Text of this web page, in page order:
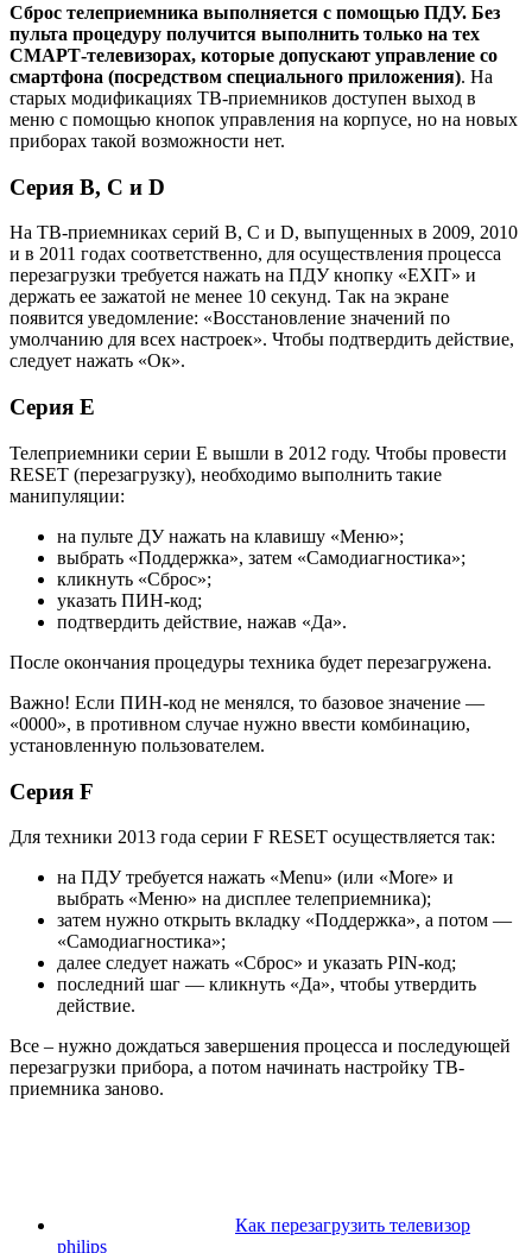
Сброс телеприемника выполняется с помощью ПДУ. Без
пульта процедуру получится выполнить только на тех
СМАРТ-телевизорах, которые допускают управление со
смартфона (посредством специального приложения). На
старых модификациях ТВ-приемников доступен выход в
меню с помощью кнопок управления на корпусе, но на новых
приборах такой возможности нет.
Серия B, C и D
На ТВ-приемниках серий B, C и D, выпущенных в 2009, 2010
и в 2011 годах соответственно, для осуществления процесса
перезагрузки требуется нажать на ПДУ кнопку «EXIT» и
держать ее зажатой не менее 10 секунд. Так на экране
появится уведомление: «Восстановление значений по
умолчанию для всех настроек». Чтобы подтвердить действие,
следует нажать «Ок».
Серия Е
Телеприемники серии E вышли в 2012 году. Чтобы провести
RESET (перезагрузку), необходимо выполнить такие
манипуляции:
на пульте ДУ нажать на клавишу «Меню»;
выбрать «Поддержка», затем «Самодиагностика»;
кликнуть «Сброс»;
указать ПИН-код;
подтвердить действие, нажав «Да».
После окончания процедуры техника будет перезагружена.
Важно! Если ПИН-код не менялся, то базовое значение —
«0000», в противном случае нужно ввести комбинацию,
установленную пользователем.
Серия F
Для техники 2013 года серии F RESET осуществляется так:
на ПДУ требуется нажать «Menu» (или «More» и
выбрать «Меню» на дисплее телеприемника);
затем нужно открыть вкладку «Поддержка», а потом —
«Самодиагностика»;
далее следует нажать «Сброс» и указать PIN-код;
последний шаг — кликнуть «Да», чтобы утвердить
действие.
Все – нужно дождаться завершения процесса и последующей
перезагрузки прибора, а потом начинать настройку ТВ-
приемника заново.
Как перезагрузить телевизор
philips